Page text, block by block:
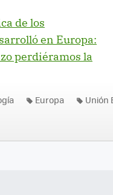
de los
en Europa:
perdiéramos la
Europa Unión